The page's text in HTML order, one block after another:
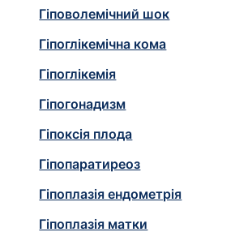
Гіповолемічний шок
Гіпоглікемічна кома
Гіпоглікемія
Гіпогонадизм
Гіпоксія плода
Гіпопаратиреоз
Гіпоплазія ендометрія
Гіпоплазія матки